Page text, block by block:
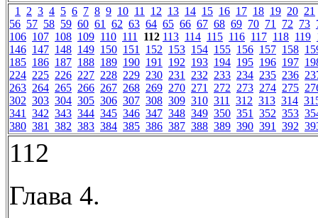
1 2 3 4 5 6 7 8 9 10 11 12 13 14 15 16 17 18 19 20 21
56 57 58 59 60 61 62 63 64 65 66 67 68 69 70 71 72 73
106 107 108 109 110 111 112 113 114 115 116 117 118 119
146 147 148 149 150 151 152 153 154 155 156 157 158
185 186 187 188 189 190 191 192 193 194 195 196 197
224 225 226 227 228 229 230 231 232 233 234 235 236
263 264 265 266 267 268 269 270 271 272 273 274 275
302 303 304 305 306 307 308 309 310 311 312 313 314
341 342 343 344 345 346 347 348 349 350 351 352 353
380 381 382 383 384 385 386 387 388 389 390 391 392
112
Глава 4.